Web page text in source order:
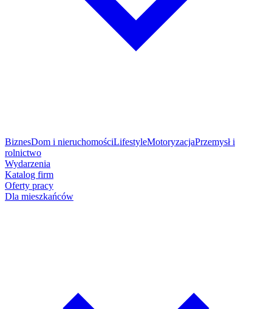
BiznesDom i nieruchomościLifestyleMotoryzacjaPrzemysł i
rolnictwo
Wydarzenia
Katalog firm
Oferty pracy
Dla mieszkańców